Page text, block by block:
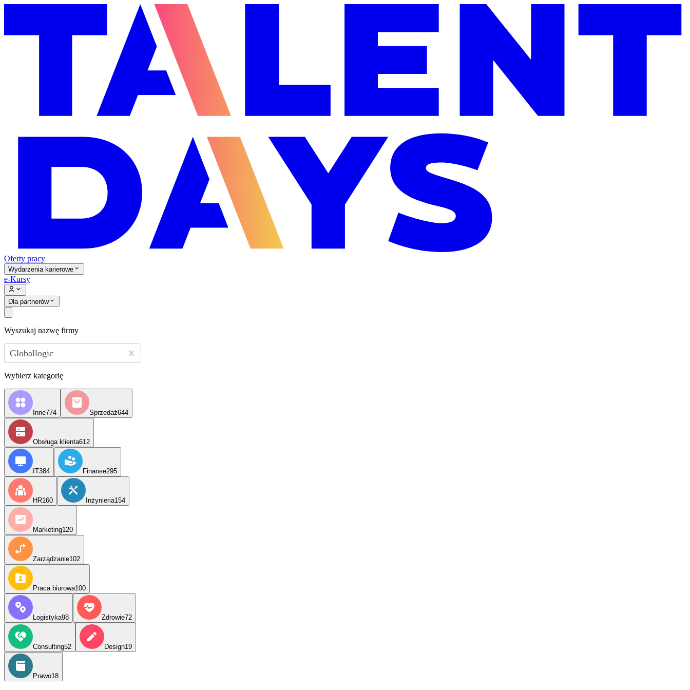
Oferty pracy
Wydarzenia karierowe
e-Kursy
Dla partnerów
Wyszukaj nazwę firmy
Globallogic
Wybierz kategorię
Inne774 Sprzedaż644
Obsługa klienta612
IT384 Finanse295
HR160 Inżynieria154
Marketing120
Zarządzanie102
Praca biurowa100
Logistyka98 Zdrowie72
Consulting52 Design19
Prawo18